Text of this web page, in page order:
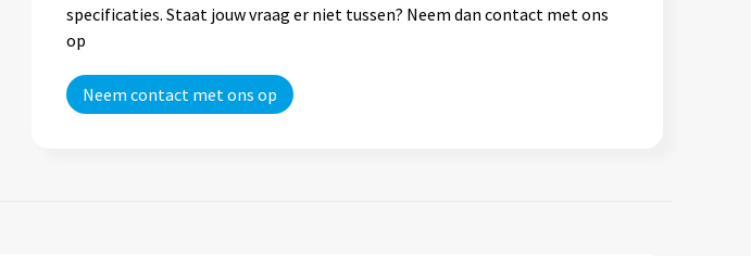
specificaties. Staat jouw vraag er niet tussen? Neem dan contact met ons
op
Neem contact met ons op